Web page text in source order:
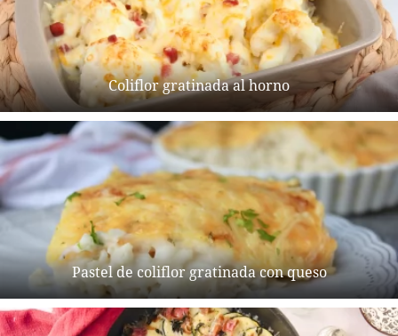
Coliflor gratinada al horno
Pastel de coliflor gratinada con queso